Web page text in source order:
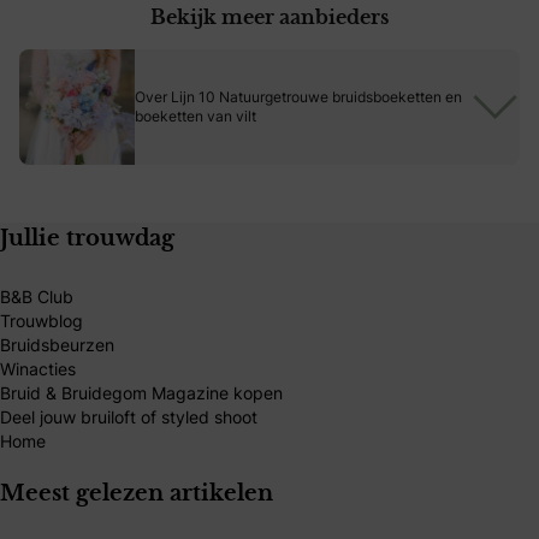
Gouden Hen zorgt voor een onvergetelijke beleving op jullie
grote dag. Laat je verrassen door de kracht van creativiteit en
maatwerk van dé bloemist voor bruiloften.
Bekijk meer aanbieders
Over Lijn 10 Natuurgetrouwe bruidsboeketten en
boeketten van vilt
Jullie trouwdag
B&B Club
Trouwblog
Bruidsbeurzen
Winacties
Bruid & Bruidegom Magazine kopen
Deel jouw bruiloft of styled shoot
Home
Meest gelezen artikelen